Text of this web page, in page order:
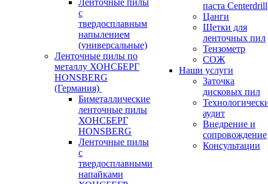
с
твердосплавным
напылением
(универсальные)
Ленточные пилы по
металлу ХОНСБЕРГ
HONSBERG
(Германия)
Биметаллические
ленточные пилы
ХОНСБЕРГ
HONSBERG
Ленточные пилы
с
твердосплавными
напайками
паста Centerdrill
Цанги
Щетки для
ленточных пил
Тензометр
СОЖ
Наши услуги
Заточка
дисковых пил
аудит
Внедрение и
сопровождение
Консультации